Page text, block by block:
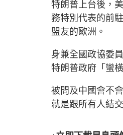
特朗普上台後，
務特別代表的前
盟友的歐洲。
身兼全國政協委
特朗普政府「蠻
被問及中國會不
就是跟所有人結